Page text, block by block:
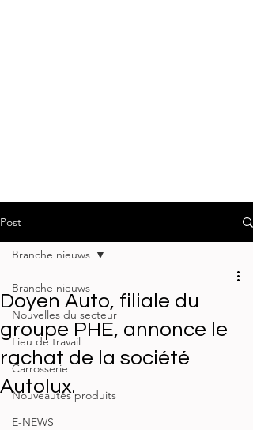
Post
Branche nieuws
Nouvelles du secteur
Lieu de travail
Carrosserie
Nouveautés produits
E-NEWS
Branche nieuws
Doyen Auto, filiale du
groupe PHE, annonce le
rachat de la société
Autolux.